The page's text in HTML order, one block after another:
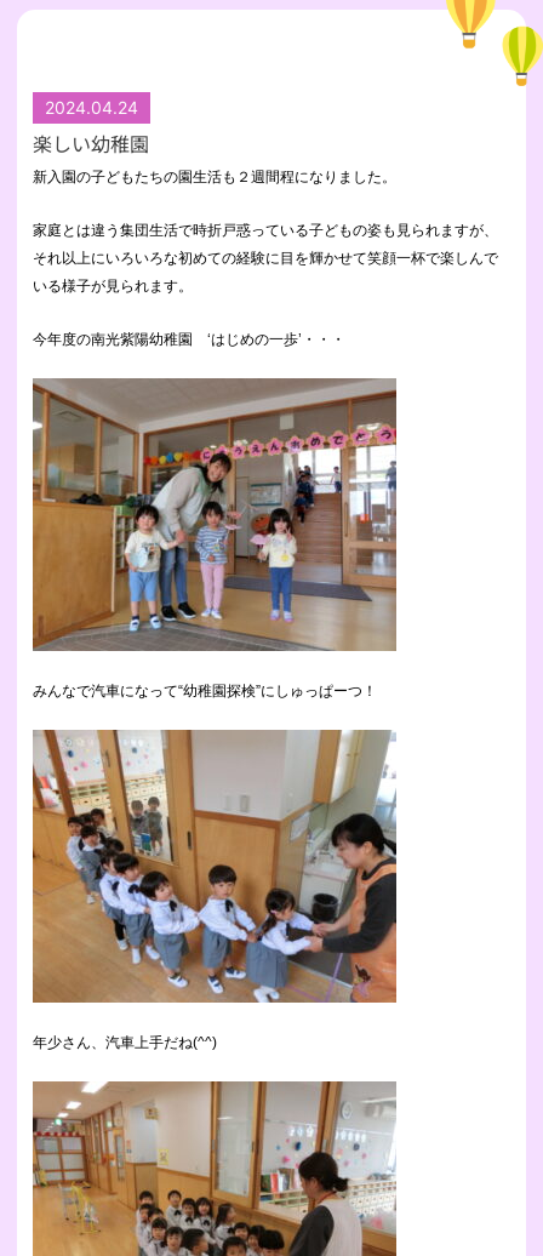
2024.04.24
楽しい幼稚園
新入園の子どもたちの園生活も２週間程になりました。
家庭とは違う集団生活で時折戸惑っている子どもの姿も見られますが、
それ以上にいろいろな初めての経験に目を輝かせて笑顔一杯で楽しんで
いる様子が見られます。
今年度の南光紫陽幼稚園‘はじめの一歩’・・・
みんなで汽車になって“幼稚園探検”にしゅっぱーつ！
年少さん、汽車上手だね(^^)